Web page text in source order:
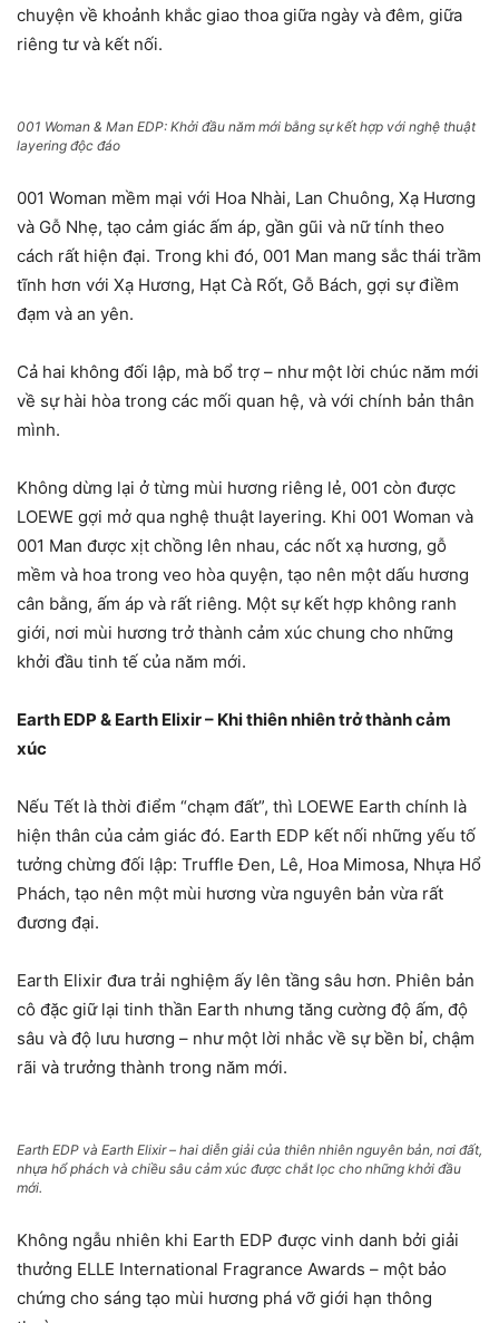
chuyện về khoảnh khắc giao thoa giữa ngày và đêm, giữa
riêng tư và kết nối.
001 Woman & Man EDP: Khởi đầu năm mới bằng sự kết hợp với nghệ thuật
layering độc đáo
001 Woman mềm mại với Hoa Nhài, Lan Chuông, Xạ Hương
và Gỗ Nhẹ, tạo cảm giác ấm áp, gần gũi và nữ tính theo
cách rất hiện đại. Trong khi đó, 001 Man mang sắc thái trầm
tĩnh hơn với Xạ Hương, Hạt Cà Rốt, Gỗ Bách, gợi sự điềm
đạm và an yên.
Cả hai không đối lập, mà bổ trợ – như một lời chúc năm mới
về sự hài hòa trong các mối quan hệ, và với chính bản thân
mình.
Không dừng lại ở từng mùi hương riêng lẻ, 001 còn được
LOEWE gợi mở qua nghệ thuật layering. Khi 001 Woman và
001 Man được xịt chồng lên nhau, các nốt xạ hương, gỗ
mềm và hoa trong veo hòa quyện, tạo nên một dấu hương
cân bằng, ấm áp và rất riêng. Một sự kết hợp không ranh
giới, nơi mùi hương trở thành cảm xúc chung cho những
khởi đầu tinh tế của năm mới.
Earth EDP & Earth Elixir – Khi thiên nhiên trở thành cảm
xúc
Nếu Tết là thời điểm “chạm đất”, thì LOEWE Earth chính là
hiện thân của cảm giác đó. Earth EDP kết nối những yếu tố
tưởng chừng đối lập: Truffle Đen, Lê, Hoa Mimosa, Nhựa Hổ
Phách, tạo nên một mùi hương vừa nguyên bản vừa rất
đương đại.
Earth Elixir đưa trải nghiệm ấy lên tầng sâu hơn. Phiên bản
cô đặc giữ lại tinh thần Earth nhưng tăng cường độ ấm, độ
sâu và độ lưu hương – như một lời nhắc về sự bền bỉ, chậm
rãi và trưởng thành trong năm mới.
Earth EDP và Earth Elixir – hai diễn giải của thiên nhiên nguyên bản, nơi đất,
nhựa hổ phách và chiều sâu cảm xúc được chắt lọc cho những khởi đầu
mới.
Không ngẫu nhiên khi Earth EDP được vinh danh bởi giải
thưởng ELLE International Fragrance Awards – một bảo
chứng cho sáng tạo mùi hương phá vỡ giới hạn thông